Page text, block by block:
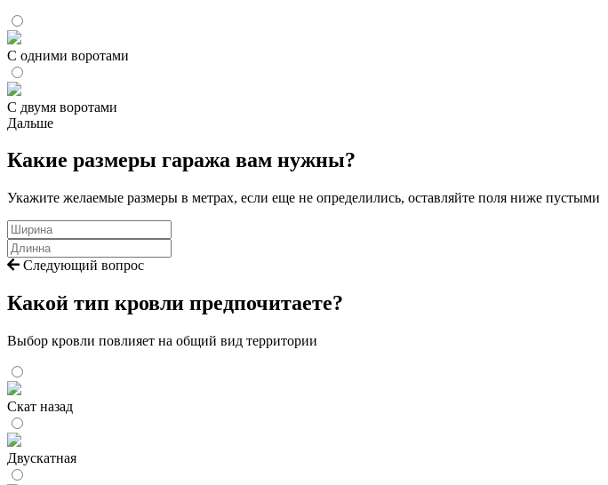
С одними воротами
С двумя воротами
Дальше
Какие размеры гаража вам нужны?
Укажите желаемые размеры в метрах, если еще не определились, оставляйте поля ниже пустыми
Следующий вопрос
Какой тип кровли предпочитаете?
Выбор кровли повлияет на общий вид территории
Скат назад
Двускатная